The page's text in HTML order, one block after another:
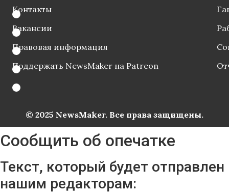
Контакты
Вакансии
Правовая информация
Поддержать NewsMaker на Patreon
© 2025 NewsMaker. Все права защищены.
Сообщить об опечатке
Текст, который будет отправлен
нашим редакторам: